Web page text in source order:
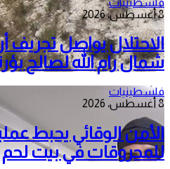
8 أغسطس، 2026
الاحتلال يواصل
شمال رام الله لصالح
فلسطينيات
8 أغسطس، 2026
الأمن الوقائي يحبط
للمحروقات في بيت لحم